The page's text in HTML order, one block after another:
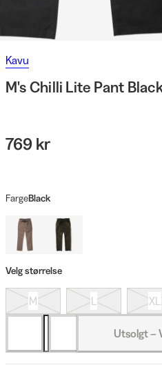
Kavu
M's Chilli Lite Pant
769 kr
FargeBlack
Velg størrelse
M L XL
Utsolgt –